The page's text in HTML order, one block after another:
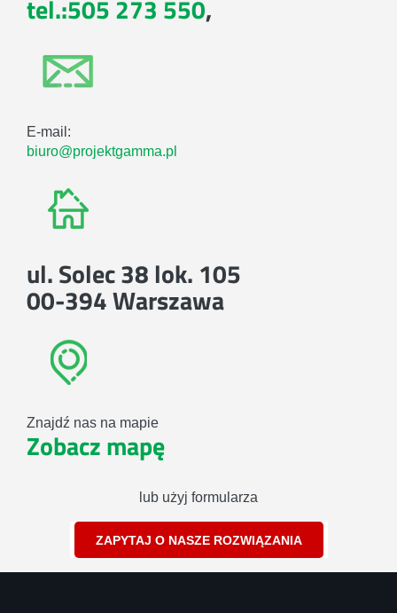
tel.:505 273 550,
E-mail:
biuro@projektgamma.pl
ul. Solec 38 lok. 105
00-394 Warszawa
Znajdź nas na mapie
Zobacz mapę
lub użyj formularza
ZAPYTAJ O NASZE ROZWIĄZANIA